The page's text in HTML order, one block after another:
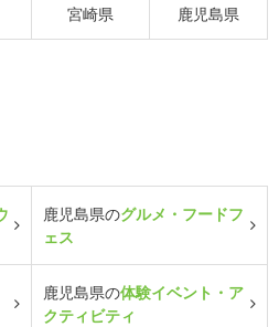
宮崎県 鹿児島県
鹿児島県のグルメ・フードフ
ェス
鹿児島県の体験イベント・ア
クティビティ